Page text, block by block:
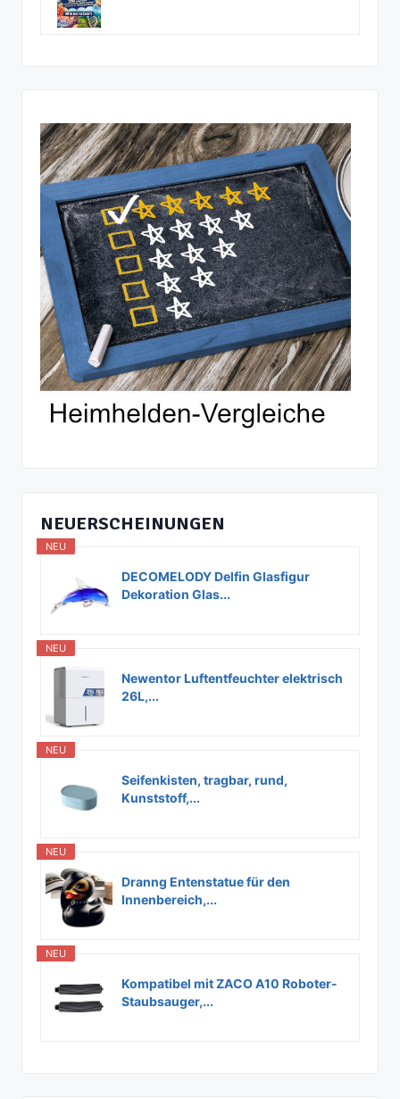
NEUERSCHEINUNGEN
NEU
DECOMELODY Delfin Glasfigur
Dekoration Glas...
NEU
Newentor Luftentfeuchter elektrisch
26L,...
NEU
Seifenkisten, tragbar, rund,
Kunststoff,...
NEU
Dranng Entenstatue für den
Innenbereich,...
NEU
Kompatibel mit ZACO A10 Roboter-
Staubsauger,...